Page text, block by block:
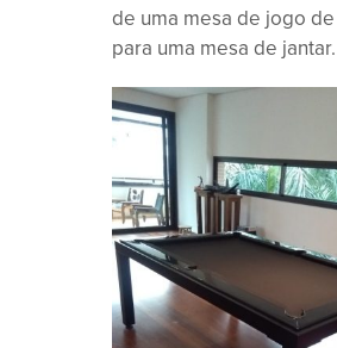
de uma mesa de jogo de
para uma mesa de jantar.